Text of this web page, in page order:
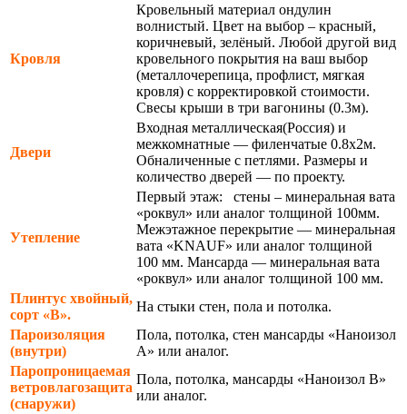
Кровля
Кровельный материал ондулин
волнистый. Цвет на выбор – красный,
коричневый, зелёный. Любой другой вид
кровельного покрытия на ваш выбор
(металлочерепица, профлист, мягкая
кровля) с корректировкой стоимости.
Свесы крыши в три вагонины (0.3м).
Двери
Входная металлическая(Россия) и
межкомнатные — филенчатые 0.8х2м.
Обналиченные с петлями. Размеры и
количество дверей — по проекту.
Утепление
Первый этаж: стены – минеральная вата
«роквул» или аналог толщиной 100мм.
Межэтажное перекрытие — минеральная
вата «KNAUF» или аналог толщиной
100 мм. Мансарда — минеральная вата
«роквул» или аналог толщиной 100 мм.
Плинтус хвойный,
сорт «В».
На стыки стен, пола и потолка.
Пароизоляция
(внутри)
Пола, потолка, стен мансарды «Наноизол
А» или аналог.
Паропроницаемая
ветровлагозащита
(снаружи)
Пола, потолка, мансарды «Наноизол В»
или аналог.